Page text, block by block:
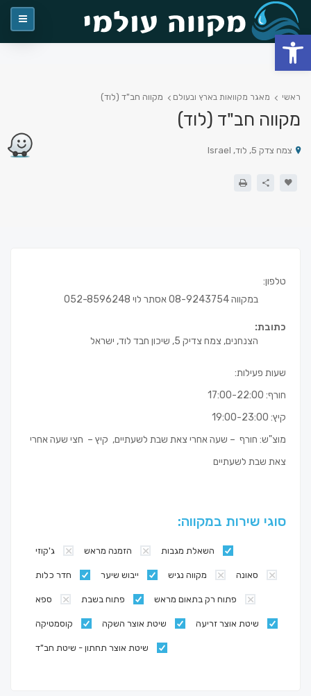
ראשי מאגר מקוואות בארץ ובעולם מקווה חב"ד (לוד)
מקווה חב"ד (לוד)
צמח צדק 5, לוד, Israel
טלפון:
במקווה 08-9243754 אסתר לוי 052-8596248
כתובת:
הצנחנים, צמח צדיק 5, שיכון חבד לוד, ישראל
שעות פעילות:
חורף: 17:00-22:00
קיץ: 19:00-23:00
מוצ"ש: חורף – שעה אחרי צאת שבת לשעתיים, קיץ – חצי שעה אחרי
צאת שבת לשעתיים
סוגי שירות במקווה:
ג'קוזי הזמנה מראש השאלת מגבות
חדר כלות ייבוש שיער מקווה נגיש סאונה
ספא פתוח בשבת פתוח רק בתאום מראש
קוסמטיקה שיטת אוצר השקה שיטת אוצר זריעה
שיטת אוצר תחתון - שיטת חב"ד
פתח סרגל נגישות